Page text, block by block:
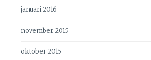
januari 2016
november 2015
oktober 2015